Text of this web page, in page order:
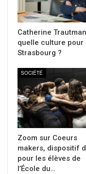
Catherine
quelle culture pour
Strasbourg ?
SOCIÉTÉ
Zoom sur Coeurs
makers, dispositif
pour les élèves de
l’École du…